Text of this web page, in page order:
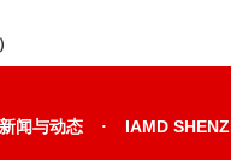
新闻与动态 · IAMD